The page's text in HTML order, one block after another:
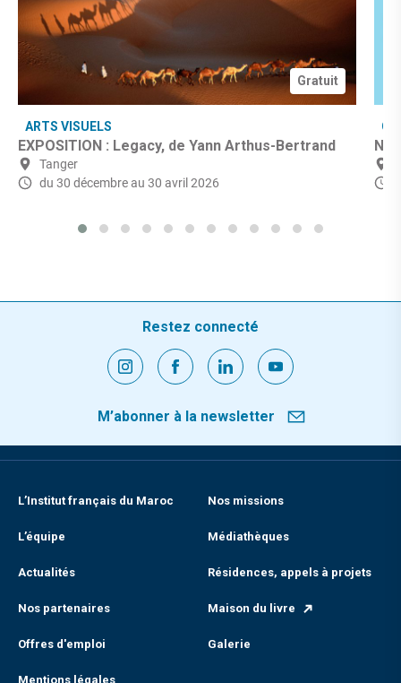
Gratuit
ARTS VISUELS
EXPOSITION : Legacy, de Yann Arthus-Bertrand
Tanger
du 30 décembreau 30 avril 2026
Restez connecté
M’abonner à la newsletter
L’Institut français du Maroc Nos missions
L’équipe Médiathèques
Actualités Résidences, appels à projets
Nos partenaires Maison du livre
Offres d'emploi Galerie
Mentions légales